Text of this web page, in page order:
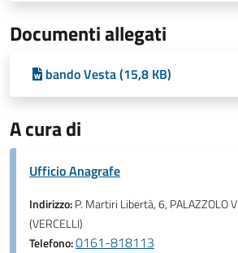
Documenti allegati
bando Vesta (15,8 KB)
A cura di
Ufficio Anagrafe
Indirizzo:P. Martiri Libertà, 6, PALAZZOLO
(VERCELLI)
Telefono:0161-818113